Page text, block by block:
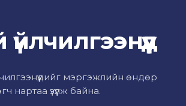
мэргэжлийн өндөр
нартаа үзүүлж байна.